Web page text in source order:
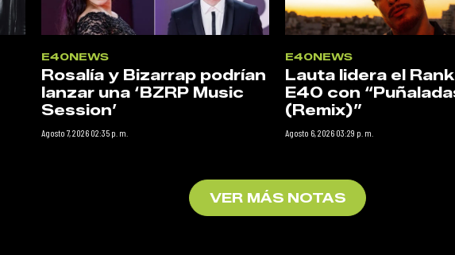
E40NEWS
Rosalía y Bizarrap podrían
lanzar una ‘BZRP Music
Session’
Agosto 7, 2026 02:35 p. m.
E40NEWS
Lauta lidera el
E40 con
(Remix)”
Agosto 6, 2026 03:29 p. m.
VER MÁS NOTAS